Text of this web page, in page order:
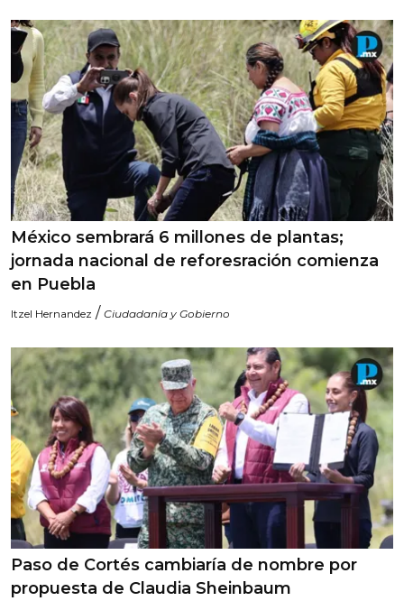
México sembrará 6 millones de plantas;
jornada nacional de reforesración comienza
en Puebla
Itzel Hernandez / Ciudadanía y Gobierno
Paso de Cortés cambiaría de nombre por
propuesta de Claudia Sheinbaum